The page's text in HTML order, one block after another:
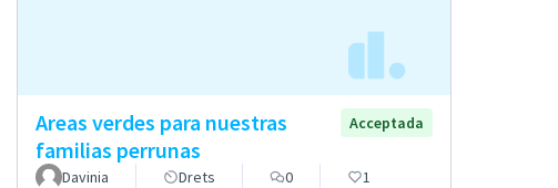
Areas verdes para nuestras
familias perrunas
Acceptada
Davinia Drets 0 1